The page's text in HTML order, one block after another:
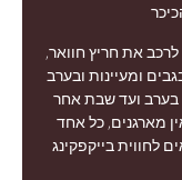
את חריץ חוואר,
ומעיינות ובערב
בערב ועד שבת אחר
מארגנים, כל אחד
לחווית בייקפקינג